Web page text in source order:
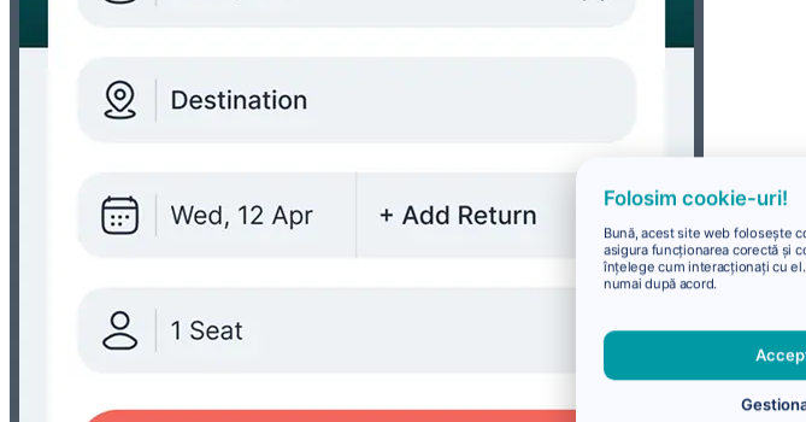
Folosim cookie-uri!
Bună, acest site web folosește
asigura funcționarea corectă și
înțelege cum interacționați cu
numai după acord.